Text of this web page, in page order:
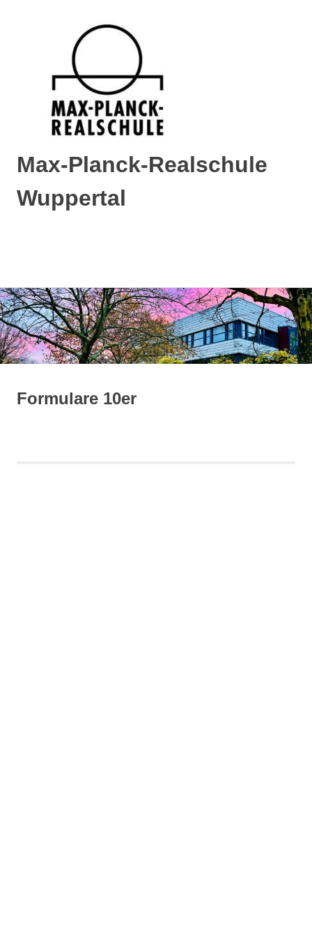
Zum
Inhalt
springen
Max-Planck-Realschule
Wuppertal
Formulare 10er